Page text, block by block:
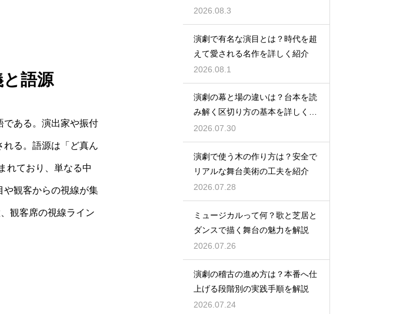
語源
である。演出家や振付
る。語源は「ど真ん
れており、単なる中
や観客からの視線が集
観客席の視線ライン
説
2026.08.3
演劇で有名な演目とは？時代を超
えて愛される名作を詳しく紹介
2026.08.1
演劇の幕と場の違いは？台本を読
み解く区切り方の基本を詳しく解
説
2026.07.30
演劇で使う木の作り方は？安全で
リアルな舞台美術の工夫を紹介
2026.07.28
ミュージカルって何？歌と芝居と
ダンスで描く舞台の魅力を解説
2026.07.26
演劇の稽古の進め方は？本番へ仕
上げる段階別の実践手順を解説
2026.07.24